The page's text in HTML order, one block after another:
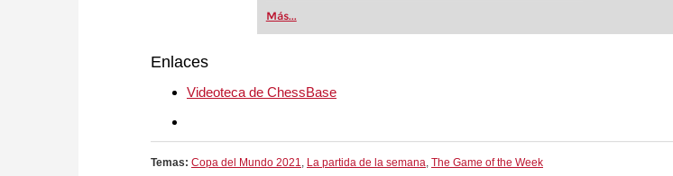
Más...
Enlaces
Videoteca de ChessBase
Temas: Copa del Mundo 2021, La partida de la semana, The Game of the Week